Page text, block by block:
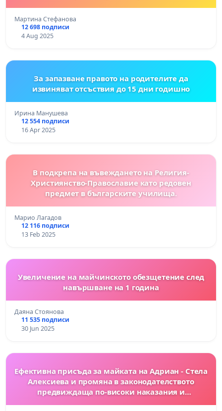
Мартина Стефанова
12 698 подписи
4 Aug 2025
За запазване правото на родителите да
извиняват отсъствия до 15 дни годишно
Ирина Манушева
12 554 подписи
16 Apr 2025
В подкрепа на въвеждането на Религия-
Християнство-Православие като редовен
предмет в българските училища.
Марио Лагадов
12 116 подписи
13 Feb 2025
Увеличение на майчинското обезщетение след
навършване на 1 година
Даяна Стоянова
11 535 подписи
30 Jun 2025
Ефективна присъда за майката на Адриан - Стела
Алексиева и промяна в законодателството
предвиждаща по-високи наказания и